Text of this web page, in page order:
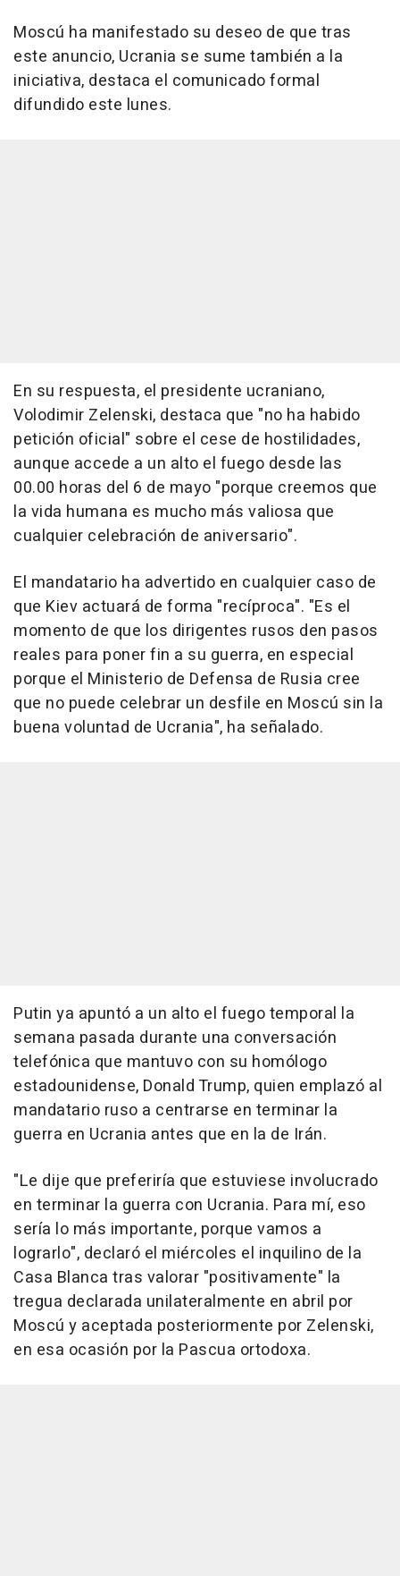
Moscú ha manifestado su deseo de que tras
este anuncio, Ucrania se sume también a la
iniciativa, destaca el comunicado formal
difundido este lunes.
En su respuesta, el presidente ucraniano,
Volodimir Zelenski, destaca que "no ha habido
petición oficial" sobre el cese de hostilidades,
aunque accede a un alto el fuego desde las
00.00 horas del 6 de mayo "porque creemos que
la vida humana es mucho más valiosa que
cualquier celebración de aniversario".
El mandatario ha advertido en cualquier caso de
que Kiev actuará de forma "recíproca". "Es el
momento de que los dirigentes rusos den pasos
reales para poner fin a su guerra, en especial
porque el Ministerio de Defensa de Rusia cree
que no puede celebrar un desfile en Moscú sin la
buena voluntad de Ucrania", ha señalado.
Putin ya apuntó a un alto el fuego temporal la
semana pasada durante una conversación
telefónica que mantuvo con su homólogo
estadounidense, Donald Trump, quien emplazó al
mandatario ruso a centrarse en terminar la
guerra en Ucrania antes que en la de Irán.
"Le dije que preferiría que estuviese involucrado
en terminar la guerra con Ucrania. Para mí, eso
sería lo más importante, porque vamos a
lograrlo", declaró el miércoles el inquilino de la
Casa Blanca tras valorar "positivamente" la
tregua declarada unilateralmente en abril por
Moscú y aceptada posteriormente por Zelenski,
en esa ocasión por la Pascua ortodoxa.